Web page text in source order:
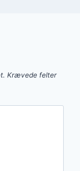
Krævede felter